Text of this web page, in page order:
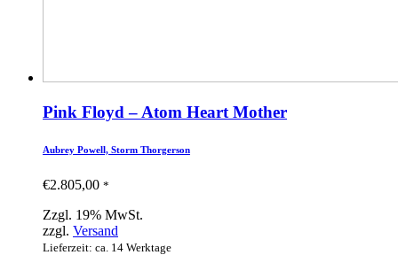
Pink Floyd – Atom Heart Mother
Aubrey Powell, Storm Thorgerson
€2.805,00 *
Zzgl. 19% MwSt.
zzgl. Versand
Lieferzeit: ca. 14 Werktage